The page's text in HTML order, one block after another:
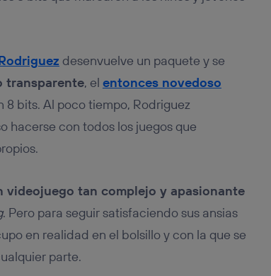
desenvuelve un paquete y se
transparente, el entonces novedoso
bits. Al poco tiempo, Rodriguez
hacerse con todos los juegos que
videojuego tan complejo y apasionante
. Pero para seguir satisfaciendo sus ansias
en realidad en el bolsillo y con la que se
parte.
de los miembros del hogar que
personalizado, ya que se basará
“Administrar Utiq” en la parte
privacidad de Utiq (“consenthub”)
de Utiq